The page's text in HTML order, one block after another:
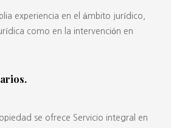
experiencia en el ámbito jurídico,
como en la intervención en
se ofrece Servicio integral en